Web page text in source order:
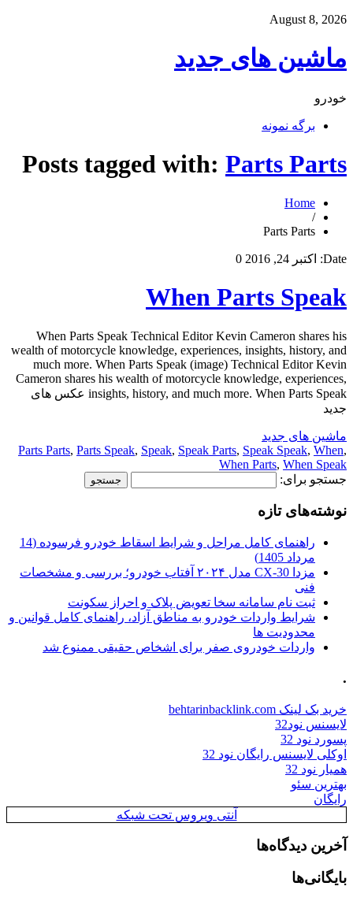
August 8, 2026
ماشین های جدید
خودرو
برگه نمونه
Posts tagged with: Parts Parts
Home
/
Parts Parts
Date: اکتبر 24, 2016 0
When Parts Speak
When Parts Speak Technical Editor Kevin Cameron shares his
wealth of motorcycle knowledge, experiences, insights, history, and
much more. When Parts Speak (image) Technical Editor Kevin
Cameron shares his wealth of motorcycle knowledge, experiences,
insights, history, and much more. When Parts Speak عکس های
جدید
ماشین های جدید
Parts Parts, Parts Speak, Speak, Speak Parts, Speak Speak, When,
When Parts, When Speak
جستجو برای:
نوشته‌های تازه
راهنمای کامل مراحل و شرایط اسقاط خودرو فرسوده (14
مرداد 1405)
مزدا CX-30 مدل ۲۰۲۴ آفتاب خودرو؛ بررسی و مشخصات
فنی
ثبت نام سامانه سخا تعویض پلاک و احراز سکونت
شرایط واردات خودرو به مناطق آزاد، راهنمای کامل قوانین و
محدودیت ها
واردات خودروی صفر برای اشخاص حقیقی ممنوع شد
.
خرید بک لینک behtarinbacklink.com
لایسنس نود32
پسورد نود 32
اوکلی لایسنس رایگان نود 32
همیار نود 32
بهترین سئو
رایگان
آنتی ویروس تحت شبکه
آخرین دیدگاه‌ها
بایگانی‌ها